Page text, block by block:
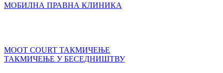
МОБИЛНА ПРАВНА КЛИНИКА
MOOT COURT ТАКМИЧЕЊЕ
ТАКМИЧЕЊЕ У БЕСЕДНИШТВУ